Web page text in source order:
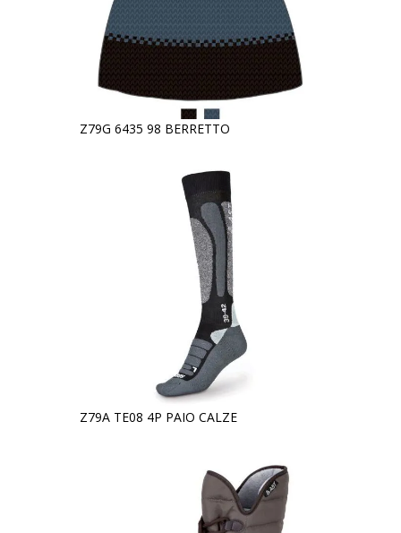
Z79G 6435 98 BERRETTO
Z79A TE08 4P PAIO CALZE